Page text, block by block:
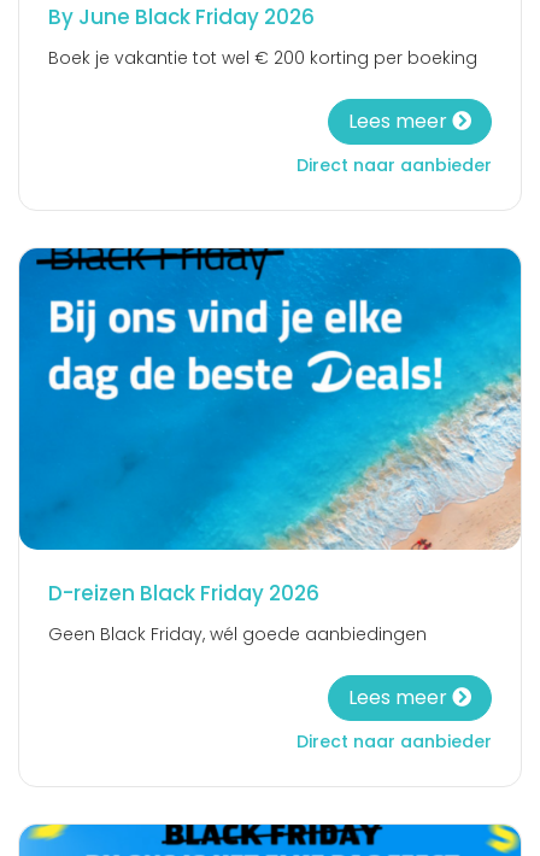
By June Black Friday 2026
Boek je vakantie tot wel € 200 korting per boeking
Lees meer
Direct naar aanbieder
D-reizen Black Friday 2026
Geen Black Friday, wél goede aanbiedingen
Lees meer
Direct naar aanbieder